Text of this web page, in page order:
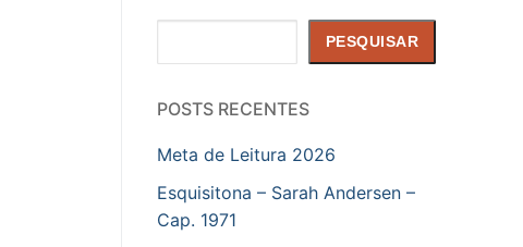
PESQUISAR
POSTS RECENTES
Meta de Leitura 2026
Esquisitona – Sarah Andersen –
Cap. 1971